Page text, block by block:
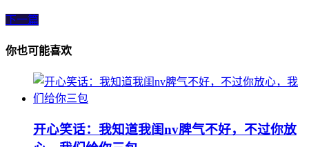
下一篇
你也可能喜欢
开心笑话：我知道我闺nv脾气不好，不过你放